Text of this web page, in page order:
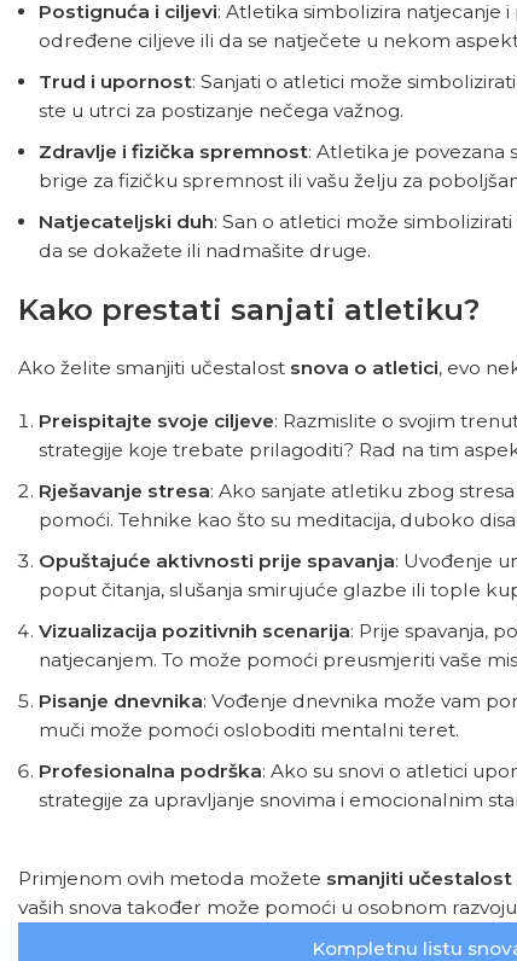
Postignuća i ciljevi: Atletika simbolizira natjecanje
određene ciljeve ili da se natječete u nekom
Trud i upornost: Sanjati o atletici može
ste u utrci za postizanje nečega važnog.
Zdravlje i fizička spremnost: Atletika je povezana
brige za fizičku spremnost ili vašu želju za
Natjecateljski duh: San o atletici može
da se dokažete ili nadmašite druge.
Kako prestati sanjati atletiku?
Ako želite smanjiti učestalost snova o atletici, evo
Preispitajte svoje ciljeve: Razmislite o svojim
strategije koje trebate prilagoditi? Rad na tim
Rješavanje stresa: Ako sanjate atletiku zbog
pomoći. Tehnike kao što su meditacija, duboko
Opuštajuće aktivnosti prije spavanja: Uvođenje
poput čitanja, slušanja smirujuće glazbe ili tople
Vizualizacija pozitivnih scenarija: Prije spavanja,
natjecanjem. To može pomoći preusmjeriti vaše
Pisanje dnevnika: Vođenje dnevnika može vam
muči može pomoći osloboditi mentalni teret.
Profesionalna podrška: Ako su snovi o atletici
strategije za upravljanje snovima i emocionalnim
Primjenom ovih metoda možete smanjiti
vaših snova također može pomoći u osobnom
Kompletnu listu